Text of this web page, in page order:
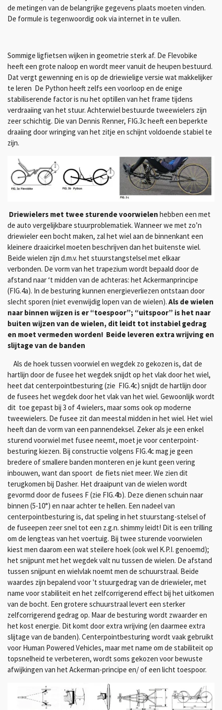
de metingen van de belangrijke gegevens plaats moeten vinden.
De formule is tegenwoordig ook via internet in te vullen.
Sommige ligfietsen wijken in geometrie sterk af. De Flevobike
heeft een grote naloop en wordt meer vanuit de heupen bestuurd.
Dat vergt gewenning en is op de driewielige versie wat makkelijker
te leren De Python heeft zelfs een voorloop en de enige
stabiliserende factor is nu het optillen van het frame tijdens
verdraaiing van het stuur. Achterwiel bestuurde tweewielers zijn
zeer schichtig. Die van Dennis Renner, FIG.3c heeft een beperkte
draaiing door wringing van het zitje en schijnt voldoende stabiel te
zijn.
Driewielers met twee sturende voorwielen hebben een met
de auto vergelijkbare stuurproblematiek. Wanneer we met zo’n
driewieler een bocht maken, zal het wiel aan de binnenkant een
kleinere draaicirkel moeten beschrijven dan het buitenste wiel.
Beide wielen zijn d.m.v. het stuurstangstelsel met elkaar
verbonden. De vorm van het trapezium wordt bepaald door de
afstand naar ‘t midden van de achteras: het Ackermanprincipe
(FIG.4a). In de besturing kunnen energieverliezen ontstaan door
slecht sporen (niet evenwijdig lopen van de wielen). Als de wielen
naar binnen wijzen is er “toespoor”; “uitspoor” is het naar
buiten wijzen van de wielen, dit leidt tot instabiel gedrag
en moet vermeden worden! Beide leveren extra wrijving en
slijtage van de banden
Als de hoek tussen voorwiel en wegdek zo gekozen is, dat de
hartlijn door de fusee het wegdek snijdt op het vlak door het wiel,
heet dat centerpointbesturing (zie FIG.4c) snijdt de hartlijn door
de fusees het wegdek door het vlak van het wiel. Gewoonlijk wordt
dit toe gepast bij 3 of 4 wielers, maar soms ook op moderne
tweewielers. De fusee zit dan meestal midden in het wiel. Het wiel
heeft dan de vorm van een pannendeksel. Zeker als je een enkel
sturend voorwiel met fusee neemt, moet je voor centerpoint­
besturing kiezen. Bij constructie volgens FIG.4c mag je geen
bredere of smallere banden monteren en je kunt geen vering
inbouwen, want dan spoort de fiets niet meer. We zien dit
terugkomen bij Dasher. Het draaipunt van de wielen wordt
gevormd door de fusees F(zie FIG.4b). Deze dienen schuin naar
binnen (5-10°) en naar achter te hellen. Een nadeel van
centerpoint­besturing is, dat speling in het stuurstang-stelsel of
de fuseepen zeer snel tot een z.g.n. shimmy leidt! Dit is een trilling
om de lengteas van het voertuig. Bij twee sturende voorwielen
kiest men daarom een wat steilere hoek (ook wel K.P.I. genoemd);
het snijpunt met het wegdek valt nu tussen de wielen. De afstand
tussen snijpunt en wielvlak noemt men de schuurstraal. Beide
waardes zijn bepalend voor 't stuurgedrag van de driewieler, met
name voor stabiliteit en het zelfcorrigerend effect bij het uitkomen
van de bocht. Een grotere schuurstraal levert een sterker
zelfcorrigerend gedrag op. Maar de besturing wordt zwaarder en
het kost energie. Dit komt door extra wrijving (en daarmee extra
slijtage van de banden). Centerpointbesturing wordt vaak gebruikt
voor Human Powered Vehicles, maar met name om de stabiliteit op
topsnelheid te verbeteren, wordt soms gekozen voor bewuste
afwijkingen van het Ackerman-principe en/ of een licht toespoor.